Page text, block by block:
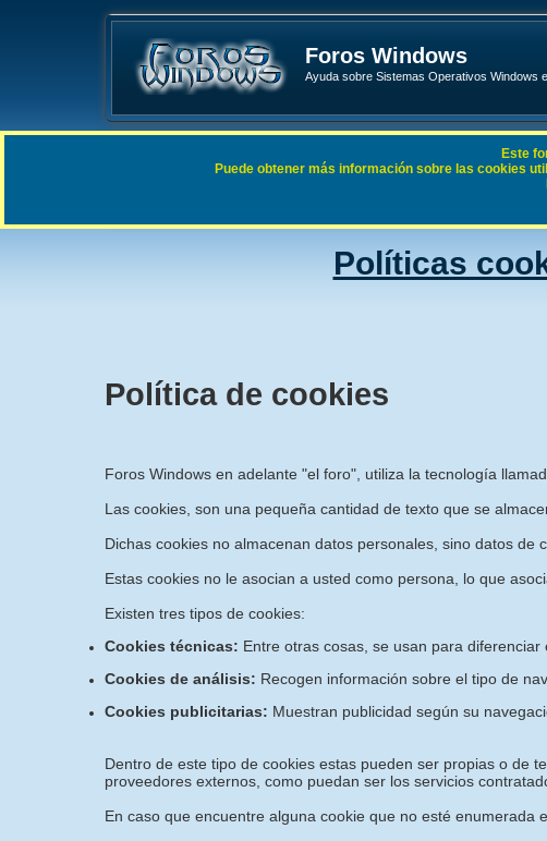
Foros Windows
Ayuda sobre Sistemas Operativos Windows
Enlaces rápidos FAQ
Políticas
Política de cookies
Foros Windows en adelante "el foro", utiliza la tecnología
Las cookies, son una pequeña cantidad de texto que se
Dichas cookies no almacenan datos personales, sino datos
Estas cookies no le asocian a usted como persona, lo que
Existen tres tipos de cookies:
Cookies técnicas: Entre otras cosas, se usan para
Cookies de análisis: Recogen información sobre el tipo de
Cookies publicitarias: Muestran publicidad según su
Dentro de este tipo de cookies estas pueden ser propias o de
proveedores externos, como puedan ser los servicios
En caso que encuentre alguna cookie que no esté enumerada
Este
Puede obtener más información sobre las cookies